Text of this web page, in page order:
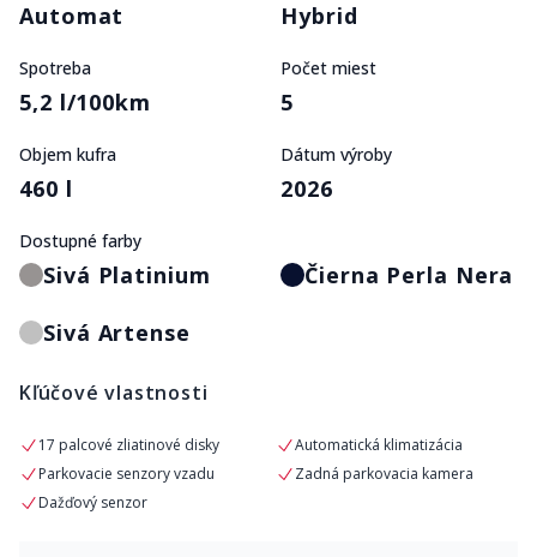
Automat Hybrid
Spotreba
5,2 l/100km
Počet miest
5
Objem kufra
460 l
Dátum výroby
2026
Dostupné farby
Sivá Platinium
Čierna Perla Nera
Sivá Artense
Kľúčové vlastnosti
17 palcové zliatinové disky
Automatická klimatizácia
Parkovacie senzory vzadu
Zadná parkovacia kamera
Dažďový senzor